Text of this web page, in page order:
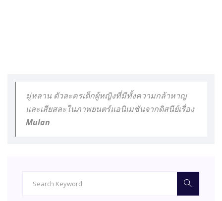
มู่หลาน ตัวละครเด็กผู้หญิงที่มีทั้งความกล้าหาญ
และเสียสละในภาพยนตร์แอนิเมชันจากดิสนีย์เรื่อง
Mulan